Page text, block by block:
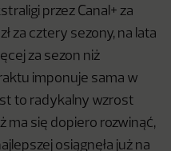
przez Canal+ za
za cztery sezony, na lata
za sezon niż
imponuje sama w
to radykalny wzrost
ma się dopiero rozwinąć,
osiągnęła już na